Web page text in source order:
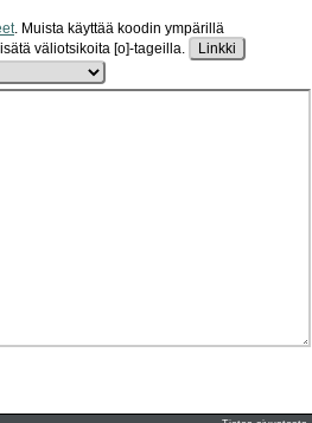
. Muista käyttää koodin ympärillä
väliotsikoita [o]-tageilla.
Linkki